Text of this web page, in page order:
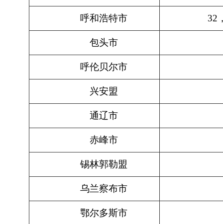
呼和浩特市 32
包头市
呼伦贝尔市
兴安盟
通辽市
赤峰市
锡林郭勒盟
乌兰察布市
鄂尔多斯市